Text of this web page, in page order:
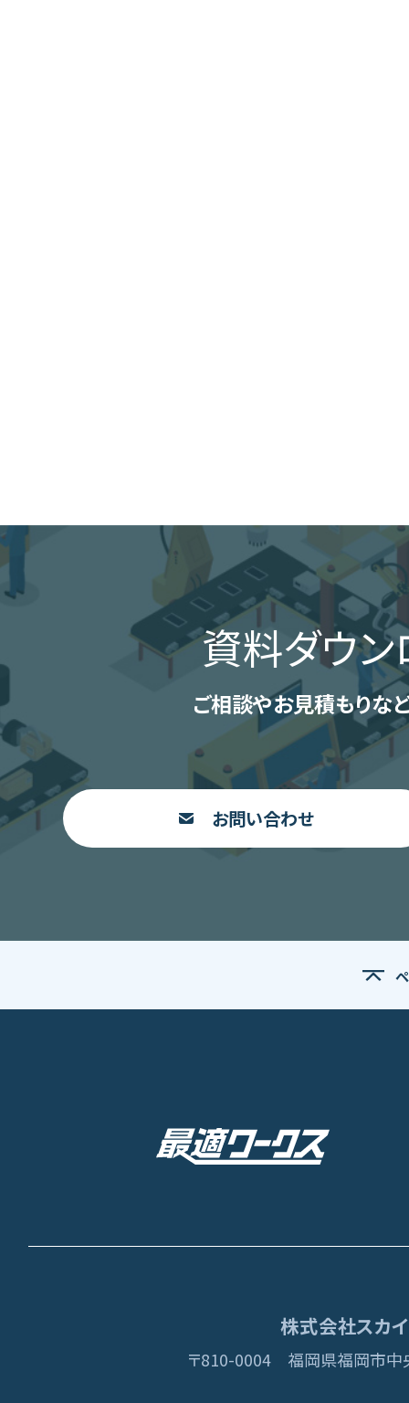
資料ダウン
ご相談やお見積もりなど
お問い合わせ
株式会社スカ
〒810-0004 福岡県福岡市